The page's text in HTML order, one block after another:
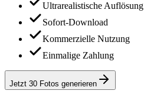
Ultrarealistische Auflösung
Sofort-Download
Kommerzielle Nutzung
Einmalige Zahlung
Jetzt 30 Fotos generieren